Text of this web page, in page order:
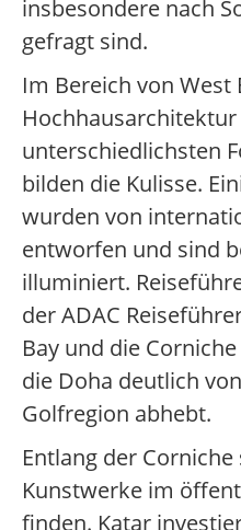
insbesondere nach
gefragt sind.
Im Bereich von
unterschiedlichsten
bilden die Kulisse.
wurden von
entworfen und sind
illuminiert.
der ADAC
Bay und die
die Doha deutlich
Golfregion abhebt.
Entlang der
Kunstwerke im
finden. Katar